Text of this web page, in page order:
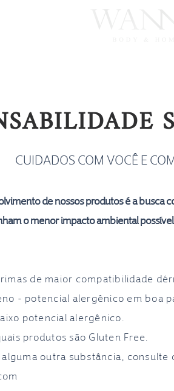
CUIDADOS COM VOCÊ E
de nossos produtos é a
o menor impacto ambiental
de maior compatibilidade
- potencial alergênico em boa
potencial alergênico.
produtos são Gluten Free.
outra substância,